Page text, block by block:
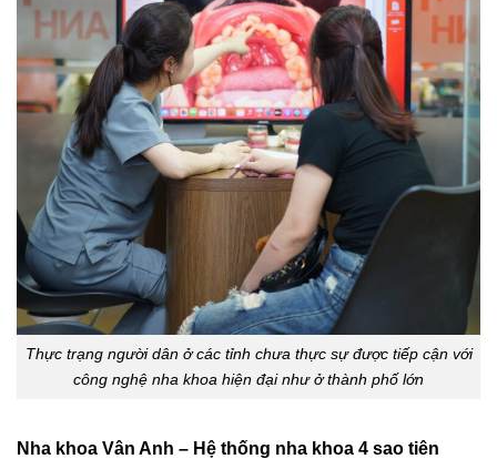
Thực trạng người dân ở các tỉnh chưa thực sự được tiếp cận với
công nghệ nha khoa hiện đại như ở thành phố lớn
Nha khoa Vân Anh – Hệ thống nha khoa 4 sao tiên